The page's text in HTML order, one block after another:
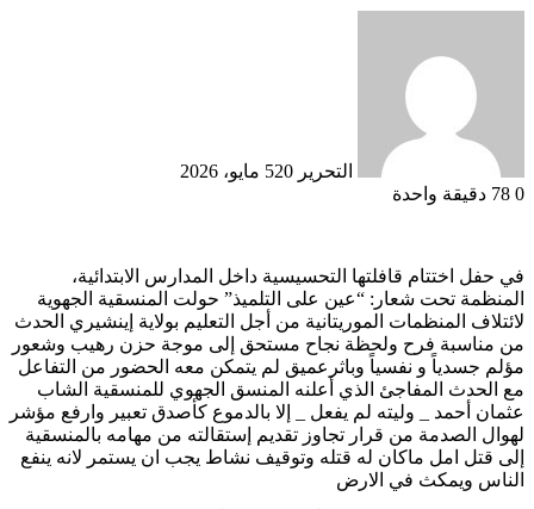
التحرير 5 20 مايو، 2026
0
دقيقة واحدة
في حفل اختتام قافلتها التحسيسية داخل المدارس الابتدائية،
المنظمة تحت شعار: “عين على التلميذ” حولت المنسقية الجهوية
لائتلاف المنظمات الموريتانية من أجل التعليم بولاية إينشيري الحدث
من مناسبة فرح ولحظة نجاح مستحق إلى موجة حزن رهيب وشعور
مؤلم جسدياً و نفسياً وباثرعميق لم يتمكن معه الحضور من التفاعل
مع الحدث المفاجئ الذي أعلنه المنسق الجهوي للمنسقية الشاب
عثمان أحمد _ وليته لم يفعل _ إلا بالدموع كأصدق تعبير وارفع مؤشر
لهوال الصدمة من قرار تجاوز تقديم إستقالته من مهامه بالمنسقية
إلى قتل امل ماكان له قتله وتوقيف نشاط يجب ان يستمر لانه ينفع
الناس ويمكث في الارض